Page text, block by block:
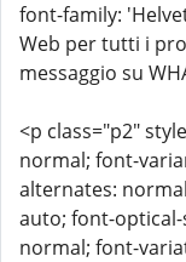
font-family:
Web per tutti i
messaggio su
<p class="p2"
normal; font-
alternates:
auto; font-
normal; font-